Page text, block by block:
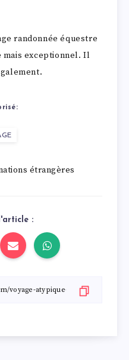
randonnée équestre
mais exceptionnel. Il
étrangères
: